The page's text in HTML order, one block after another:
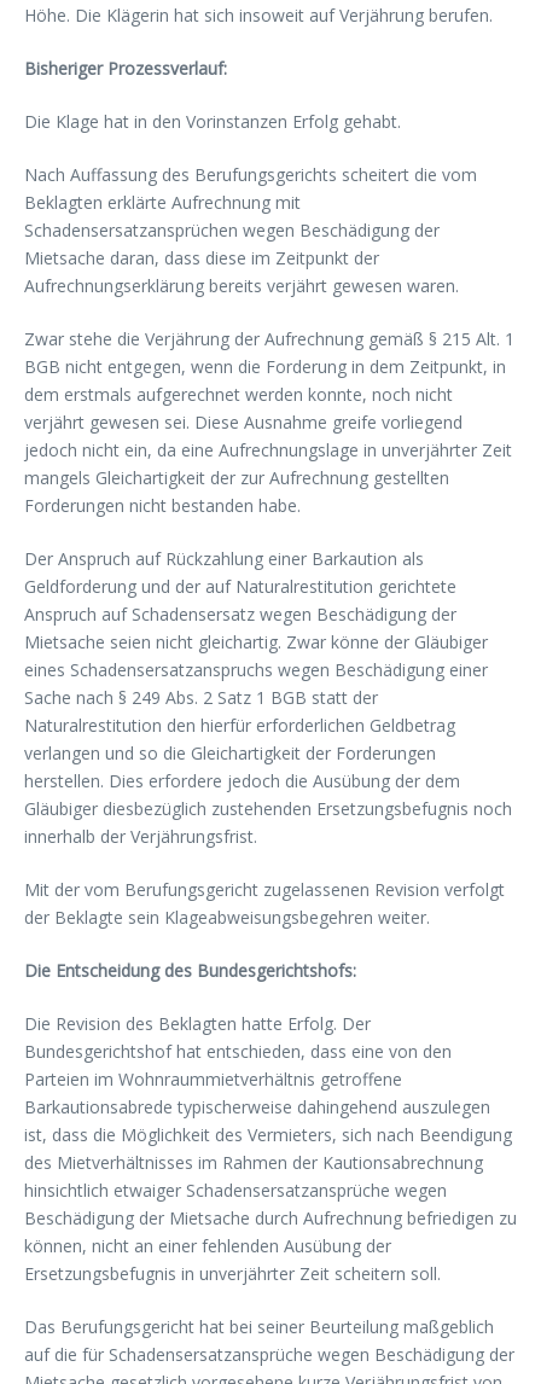
Höhe. Die Klägerin hat sich insoweit auf Verjährung berufen.
Bisheriger Prozessverlauf:
Die Klage hat in den Vorinstanzen Erfolg gehabt.
Nach Auffassung des Berufungsgerichts scheitert die vom
Beklagten erklärte Aufrechnung mit
Schadensersatzansprüchen wegen Beschädigung der
Mietsache daran, dass diese im Zeitpunkt der
Aufrechnungserklärung bereits verjährt gewesen waren.
Zwar stehe die Verjährung der Aufrechnung gemäß § 215 Alt. 1
BGB nicht entgegen, wenn die Forderung in dem Zeitpunkt, in
dem erstmals aufgerechnet werden konnte, noch nicht
verjährt gewesen sei. Diese Ausnahme greife vorliegend
jedoch nicht ein, da eine Aufrechnungslage in unverjährter Zeit
mangels Gleichartigkeit der zur Aufrechnung gestellten
Forderungen nicht bestanden habe.
Der Anspruch auf Rückzahlung einer Barkaution als
Geldforderung und der auf Naturalrestitution gerichtete
Anspruch auf Schadensersatz wegen Beschädigung der
Mietsache seien nicht gleichartig. Zwar könne der Gläubiger
eines Schadensersatzanspruchs wegen Beschädigung einer
Sache nach § 249 Abs. 2 Satz 1 BGB statt der
Naturalrestitution den hierfür erforderlichen Geldbetrag
verlangen und so die Gleichartigkeit der Forderungen
herstellen. Dies erfordere jedoch die Ausübung der dem
Gläubiger diesbezüglich zustehenden Ersetzungsbefugnis noch
innerhalb der Verjährungsfrist.
Mit der vom Berufungsgericht zugelassenen Revision verfolgt
der Beklagte sein Klageabweisungsbegehren weiter.
Die Entscheidung des Bundesgerichtshofs:
Die Revision des Beklagten hatte Erfolg. Der
Bundesgerichtshof hat entschieden, dass eine von den
Parteien im Wohnraummietverhältnis getroffene
Barkautionsabrede typischerweise dahingehend auszulegen
ist, dass die Möglichkeit des Vermieters, sich nach Beendigung
des Mietverhältnisses im Rahmen der Kautionsabrechnung
hinsichtlich etwaiger Schadensersatzansprüche wegen
Beschädigung der Mietsache durch Aufrechnung befriedigen zu
können, nicht an einer fehlenden Ausübung der
Ersetzungsbefugnis in unverjährter Zeit scheitern soll.
Das Berufungsgericht hat bei seiner Beurteilung maßgeblich
auf die für Schadensersatzansprüche wegen Beschädigung der